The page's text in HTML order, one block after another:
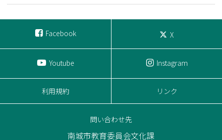
Facebook X
Youtube Instagram
利用規約 リンク
問い合わせ先
南城市教育委員会文化課